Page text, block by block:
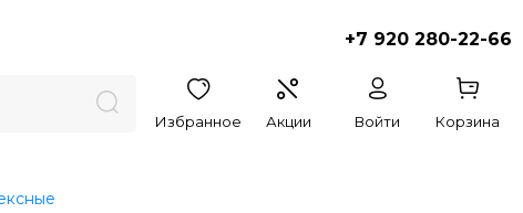
+7 920 280-22-66
Избранное Акции Войти Корзина